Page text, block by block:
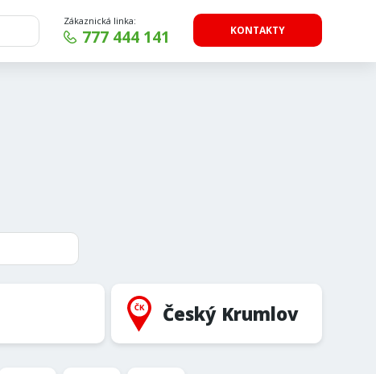
Zákaznická linka:
777 444 141 KONTAKTY
Český Krumlov